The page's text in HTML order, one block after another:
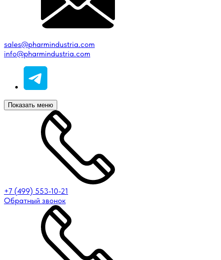
sales@pharmindustria.com
info@pharmindustria.com
Показать меню
+7 (499) 553-10-21
Обратный звонок